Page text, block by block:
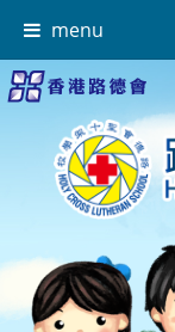
menu